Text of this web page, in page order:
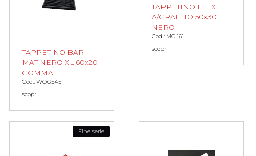
TAPPETINO BAR
MAT NERO XL 60x20
GOMMA
Cod.: WOG545
scopri
TAPPETINO FLEX
A/GRAFFIO 50x30
NERO
Cod.: MCI161
scopri
Fine serie